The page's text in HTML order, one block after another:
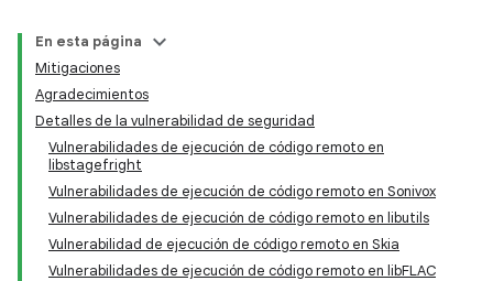
En esta página
Mitigaciones
Agradecimientos
Detalles de la vulnerabilidad de seguridad
Vulnerabilidades de ejecución de código remoto en
libstagefright
Vulnerabilidades de ejecución de código remoto en Sonivox
Vulnerabilidades de ejecución de código remoto en libutils
Vulnerabilidad de ejecución de código remoto en Skia
Vulnerabilidades de ejecución de código remoto en libFLAC